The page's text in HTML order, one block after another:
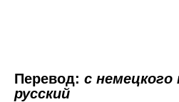
Перевод: с немецкого
русский